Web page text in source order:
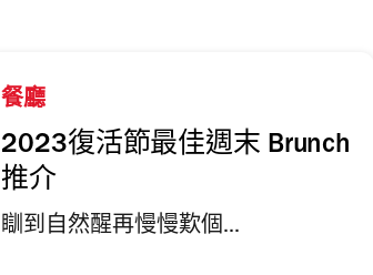
餐廳
2023復活節最佳週末 Brunch
推介
瞓到自然醒再慢慢歎個...